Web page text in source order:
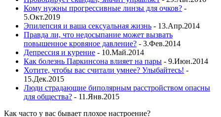
Кому нужны прогрессивные линзы для очков? -
5.Окт.2019
Эпилепсия и ваша сексуальная жизнь - 13.Апр.2014
Правда ли, что недосыпание может вызвать
повышенное кровяное давление? - 3.Фев.2014
Депрессия и курение - 10.Май.2014
Как болезнь Паркинсона влияет на пары - 9.Июн.2014
Хотите, чтобы вас считали умнее? Улыбайтесь! -
15.Дек.2015
Люди страдающие биполярным расстройством опасны
для общества? - 11.Янв.2015
Как часто у вас бывает плохое настроение?